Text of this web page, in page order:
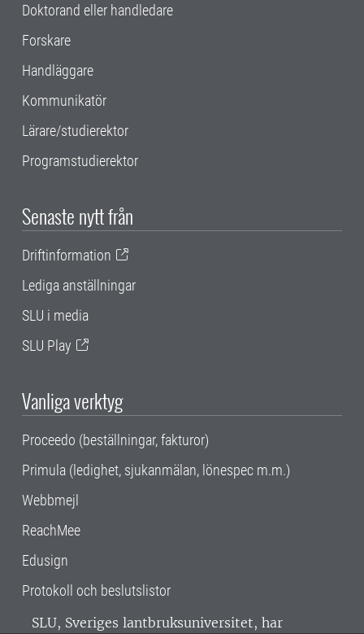
Doktorand eller handledare
Forskare
Handläggare
Kommunikatör
Lärare/studierektor
Programstudierektor
Senaste nytt från
Driftinformation
Lediga anställningar
SLU i media
SLU Play
Vanliga verktyg
Proceedo (beställningar, fakturor)
Primula (ledighet, sjukanmälan, lönespec m.m.)
Webbmejl
ReachMee
Edusign
Protokoll och beslutslistor
SLU, Sveriges lantbruksuniversitet, har